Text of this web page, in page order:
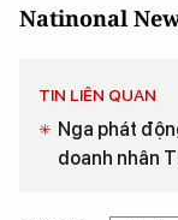
Natinonal
TIN LIÊN QUAN
Nga phát
doanh nhân